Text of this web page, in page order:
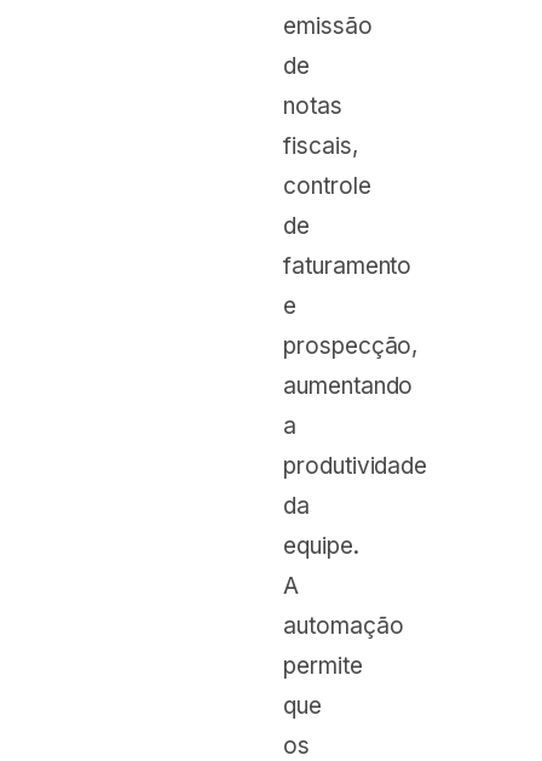
emissão
de
notas
fiscais,
controle
de
faturamento
e
prospecção,
aumentando
a
produtividade
da
equipe.
A
automação
permite
que
os